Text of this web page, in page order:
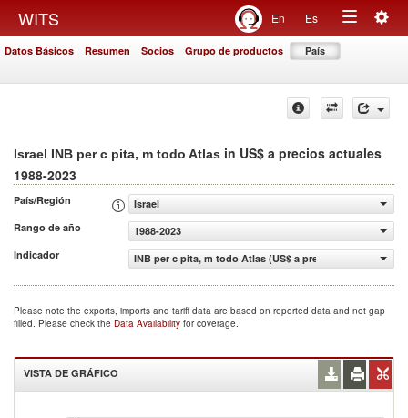
WITS En Es
Toggle
Datos Básicos Resumen Socios Grupo de productos País
Israel INB per c pita, m todo Atlas in US$ a precios actuales
1988-2023
País/Región
Israel
Rango de año
1988-2023
Indicador
INB per c pita, m todo Atlas (US$ a precios actuales)
Please note the exports, imports and tariff data are based on reported data and not gap
filled. Please check the Data Availability for coverage.
VISTA DE GRÁFICO